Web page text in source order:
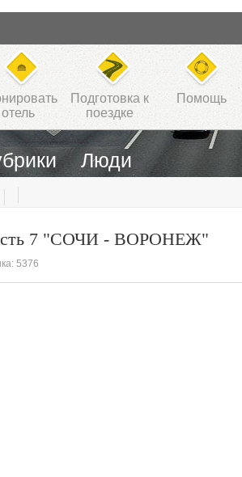
отель
Подготовка к
поездке
Помощь
Люди
7 "СОЧИ - ВОРОНЕЖ"
5376